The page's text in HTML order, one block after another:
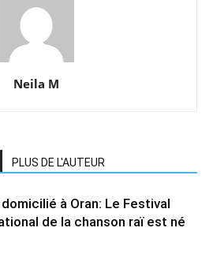
Neila M
PLUS DE L'AUTEUR
à Oran: Le Festival
de la chanson raï est né